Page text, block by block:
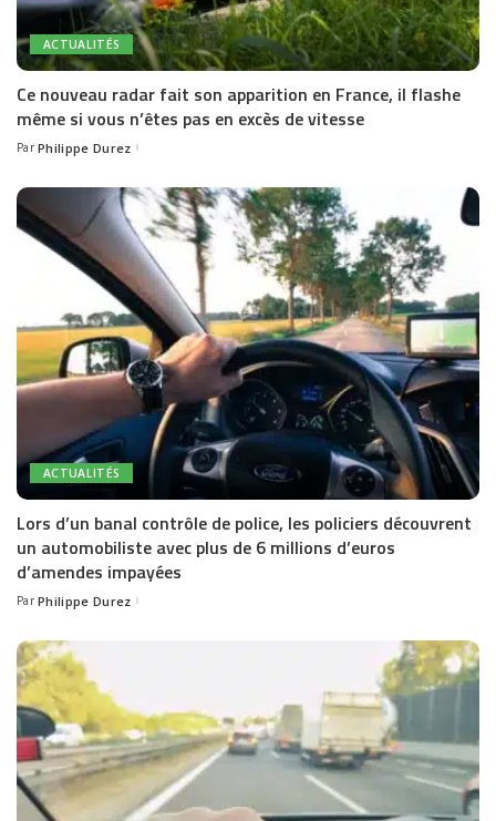
ACTUALITÉS
Ce nouveau radar fait son apparition en France, il flashe
même si vous n’êtes pas en excès de vitesse
Posted
Par Philippe Durez
ACTUALITÉS
Lors d’un banal contrôle de police, les policiers découvrent
un automobiliste avec plus de 6 millions d’euros
d’amendes impayées
Posted
Par Philippe Durez